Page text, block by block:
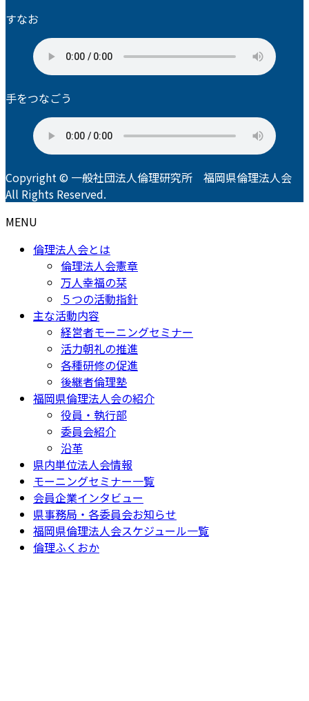
すなお
手をつなごう
Copyright © 一般社団法人倫理研究所 福岡県倫理法人会
All Rights Reserved.
MENU
倫理法人会とは
倫理法人会憲章
万人幸福の栞
５つの活動指針
主な活動内容
経営者モーニングセミナー
活力朝礼の推進
各種研修の促進
後継者倫理塾
福岡県倫理法人会の紹介
役員・執行部
委員会紹介
沿革
県内単位法人会情報
モーニングセミナー一覧
会員企業インタビュー
県事務局・各委員会お知らせ
福岡県倫理法人会スケジュール一覧
倫理ふくおか